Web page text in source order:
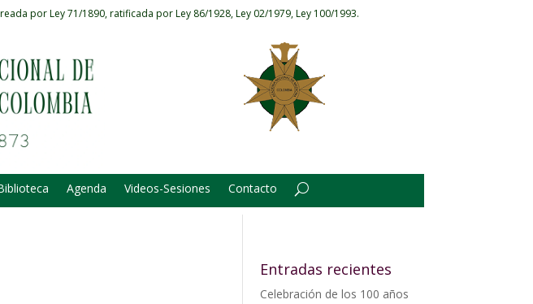
por Ley 71/1890, ratificada por Ley 86/1928, Ley 02/1979, Ley 100/1993.
Agenda Videos-Sesiones Contacto
Entradas recientes
Celebración de los 100 años